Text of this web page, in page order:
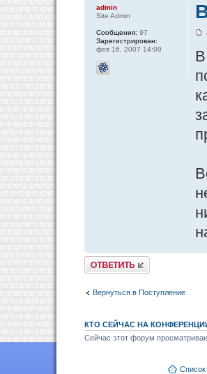
admin
Site Admin
Сообщения: 97
Зарегистрирован:
фев 16, 2007 14:09
Ответить
Вернуться в Поступление
КТО СЕЙЧАС НА
Сейчас этот форум